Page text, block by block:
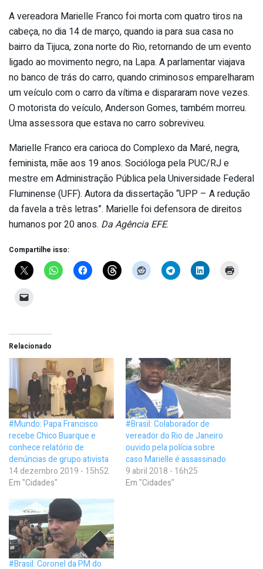
A vereadora Marielle Franco foi morta com quatro tiros na
cabeça, no dia 14 de março, quando ia para sua casa no
bairro da Tijuca, zona norte do Rio, retornando de um evento
ligado ao movimento negro, na Lapa. A parlamentar viajava
no banco de trás do carro, quando criminosos emparelharam
um veículo com o carro da vítima e dispararam nove vezes.
O motorista do veículo, Anderson Gomes, também morreu.
Uma assessora que estava no carro sobreviveu.
Marielle Franco era carioca do Complexo da Maré, negra,
feminista, mãe aos 19 anos. Socióloga pela PUC/RJ e
mestre em Administração Pública pela Universidade Federal
Fluminense (UFF). Autora da dissertação “UPP – A redução
da favela a três letras”. Marielle foi defensora de direitos
humanos por 20 anos. Da Agência EFE.
Compartilhe isso:
Relacionado
#Mundo: Papa Francisco
recebe Chico Buarque e
conhece relatório de
denúncias de grupo ativista
14 dezembro 2019 - 15h52
Em "Cidades"
#Brasil: Colaborador de
vereador do Rio de Janeiro
ouvido pela polícia sobre
caso Marielle é assassinado
9 abril 2018 - 16h25
Em "Cidades"
#Brasil: Coronel da PM do